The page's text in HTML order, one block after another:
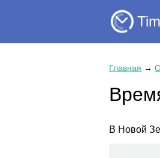
Главная →
В Новой